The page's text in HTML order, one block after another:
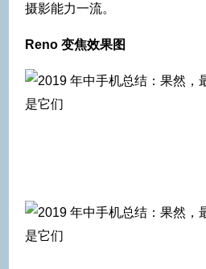
摄影能力一流。
Reno 变焦效果图